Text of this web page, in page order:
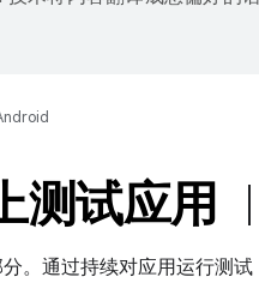
测试应用
。通过持续对应用运行测